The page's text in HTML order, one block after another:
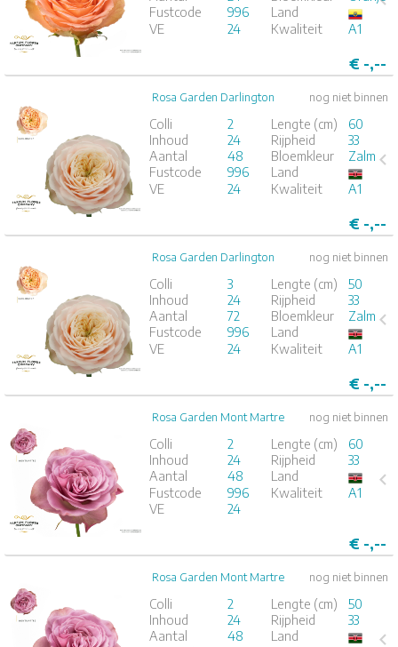
Fustcode
996
Land
VE
24 Kwaliteit A1
€ -,--
1 2 4 5
nog niet binnen
Rosa Garden Darlington
Colli 2 Lengte (cm)
60
Inhoud
24 Rijpheid
33
Aantal
48 Bloemkleur
Zalm
Fustcode
996
Land
VE
24 Kwaliteit A1
€ -,--
Rosa Garden Darlington
24
1 2 4 5
nog niet binnen
Rosa Garden Darlington
Colli 3 Lengte (cm)
50
Inhoud
24 Rijpheid
33
Aantal
72 Bloemkleur
Zalm
Fustcode
996
Land
VE
24 Kwaliteit A1
€ -,--
Rosa Garden Darlington
24
1 2 4 5
nog niet binnen
Rosa Garden Mont Martre
Colli 2 Lengte (cm)
60
Inhoud
24 Rijpheid
33
Aantal
48
Land
Fustcode
996 Kwaliteit
A1
VE
24
€ -,--
Rosa Garden Mont Martre
24
1 4
nog niet binnen
Rosa Garden Mont Martre
Colli 2 Lengte (cm)
50
Inhoud
24 Rijpheid
33
Aantal
48
Land
Rosa Garden Mont Martre
24